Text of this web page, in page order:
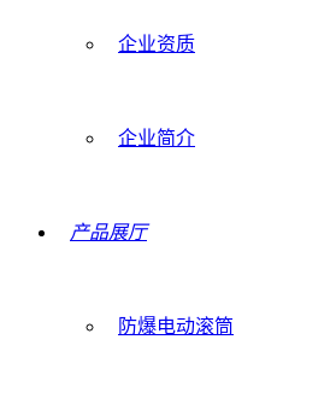
企业资质
企业简介
产品展厅
防爆电动滚筒